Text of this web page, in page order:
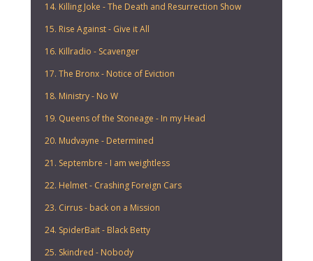
14. Killing Joke - The Death and Resurrection Show
15. Rise Against - Give it All
16. Killradio - Scavenger
17. The Bronx - Notice of Eviction
18. Ministry - No W
19. Queens of the Stoneage - In my Head
20. Mudvayne - Determined
21. Septembre - I am weightless
22. Helmet - Crashing Foreign Cars
23. Cirrus - back on a Mission
24. SpiderBait - Black Betty
25. Skindred - Nobody